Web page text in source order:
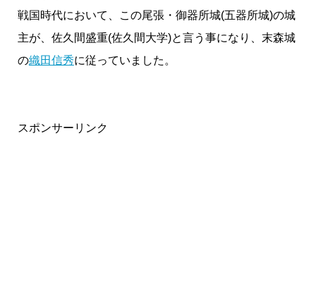
戦国時代において、この尾張・御器所城(五器所城)の城
主が、佐久間盛重(佐久間大学)と言う事になり、末森城
の織田信秀に従っていました。
スポンサーリンク